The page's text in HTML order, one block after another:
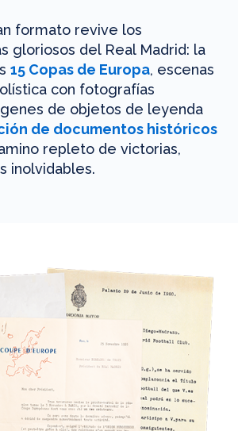
formato revive los
gloriosos del Real Madrid: la
15 Copas de Europa, escenas
con fotografías
de objetos de leyenda
de documentos históricos
repleto de victorias,
inolvidables.